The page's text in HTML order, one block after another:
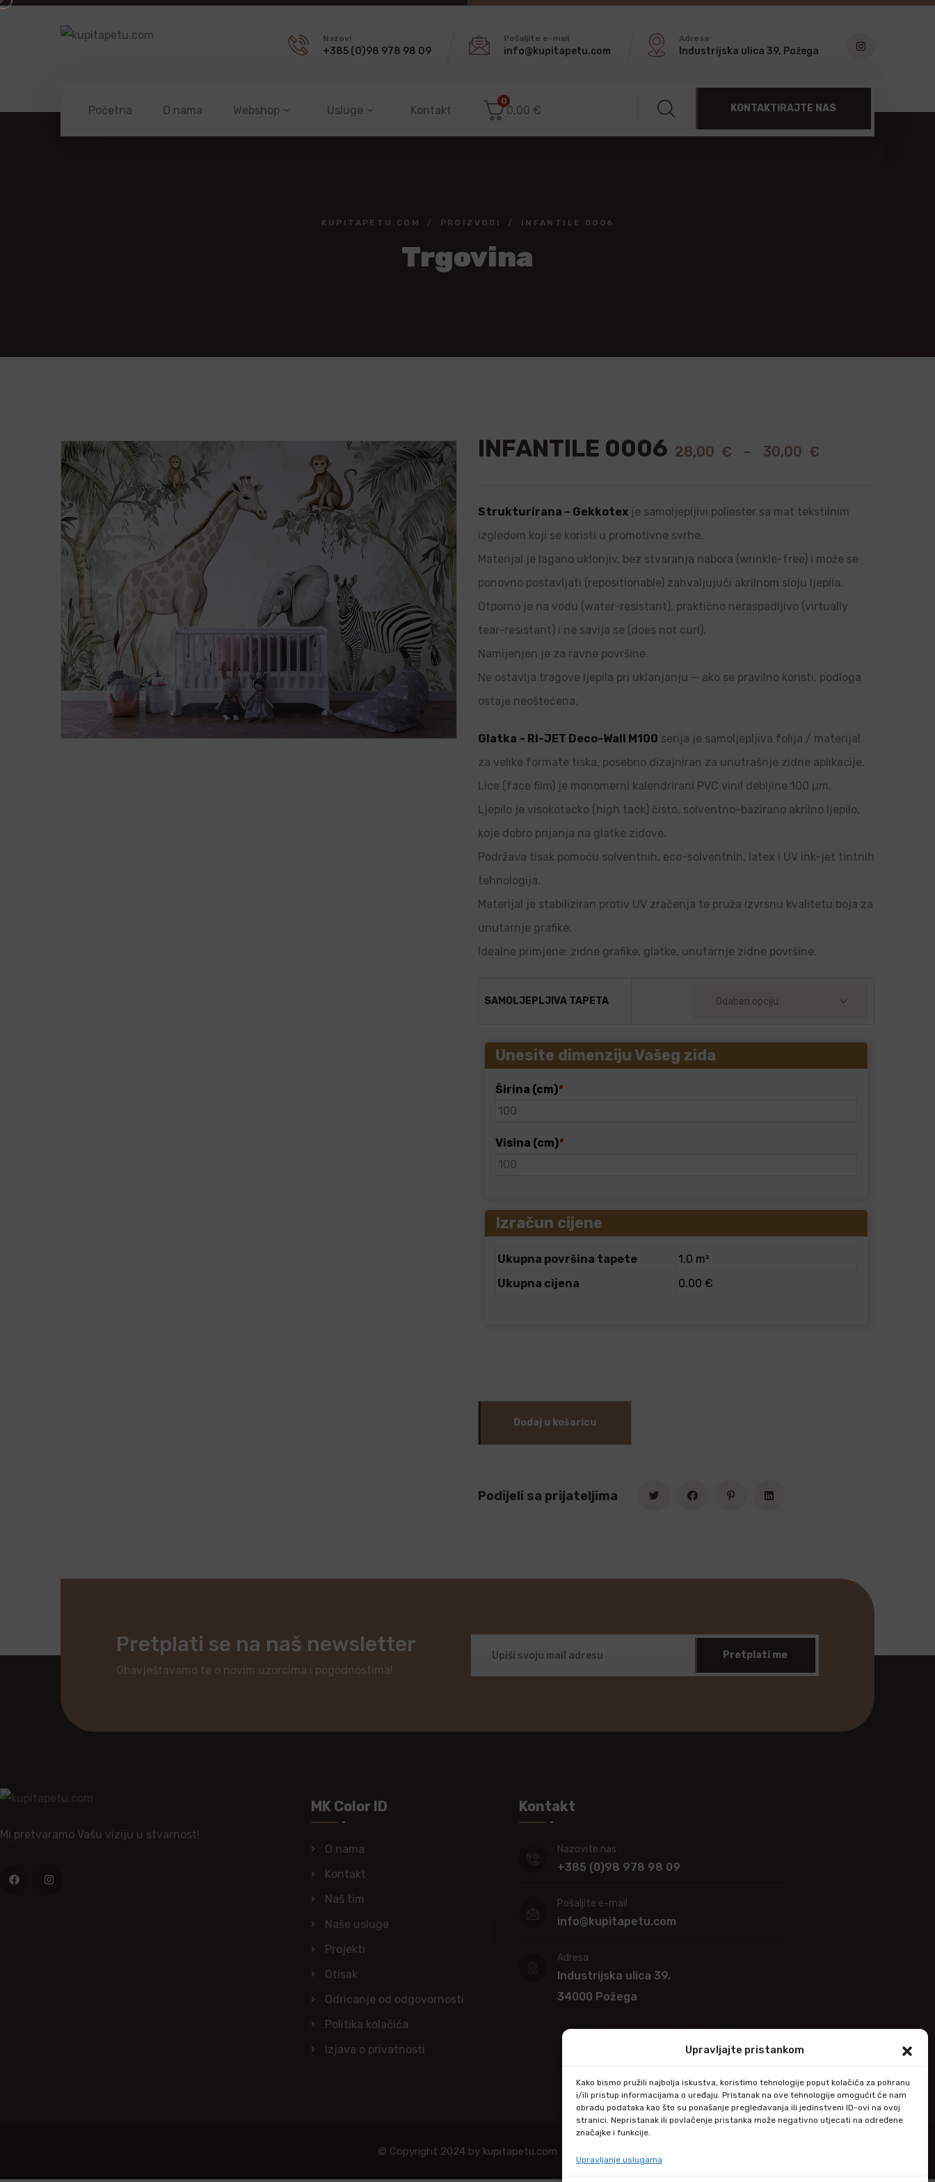
Upravljajte pristankom
Kako bismo pružili najbolja iskustva, koristimo tehnologije poput kolačića za pohranu
i/ili pristup informacijama o uređaju. Pristanak na ove tehnologije omogućit će nam
obradu podataka kao što su ponašanje pregledavanja ili jedinstveni ID-ovi na ovoj
stranici. Nepristanak ili povlačenje pristanka može negativno utjecati na određene
značajke i funkcije.
Upravljanje uslugama
Nazovi
+385 (0)98 978 98 09
Pošaljite e-mail
info@kupitapetu.com
Adresa
Industrijska ulica 39, Požega
Početna O nama Webshop Usluge Kontakt
0
0,00 € KONTAKTIRAJTE NAS
KUPITAPETU.COM PROIZVODI INFANTILE 0006
Trgovina
🔍
INFANTILE 0006 28,00 € – 30,00 €
Strukturirana – Gekkotex je samoljepljivi poliester sa mat tekstilnim
izgledom koji se koristi u promotivne svrhe.
Materijal je lagano uklonjiv, bez stvaranja nabora (wrinkle-free) i može se
ponovno postavljati (repositionable) zahvaljujući akrilnom sloju ljepila.
Otporno je na vodu (water-resistant), praktično neraspadljivo (virtually
tear-resistant) i ne savija se (does not curl).
Namijenjen je za ravne površine.
Ne ostavlja tragove ljepila pri uklanjanju — ako se pravilno koristi, podloga
ostaje neoštećena.
Glatka – RI-JET Deco-Wall M100 serija je samoljepljiva folija / materijal
za velike formate tiska, posebno dizajniran za unutrašnje zidne aplikacije.
Lice (face film) je monomerni kalendrirani PVC vinil debljine 100 µm.
Ljepilo je visokotacko (high tack) čisto, solventno-bazirano akrilno ljepilo,
koje dobro prijanja na glatke zidove.
Podržava tisak pomoću solventnih, eco-solventnih, latex i UV ink-jet tintnih
tehnologija.
Materijal je stabiliziran protiv UV zračenja te pruža izvrsnu kvalitetu boja za
unutarnje grafike.
Idealne primjene: zidne grafike, glatke, unutarnje zidne površine.
SAMOLJEPLJIVA TAPETA
Unesite dimenziju Vašeg zida
Širina (cm)*
Visina (cm)*
Izračun cijene
Ukupna površina tapete
1.0 m²
Ukupna cijena
0.00 €
Dodaj u košaricu
Podijeli sa prijateljima
Pretplati se na naš newsletter
Obavještavamo te o novim uzorcima i pogodnostima!
Pretplati me
Mi pretvaramo Vašu viziju u stvarnost!
MK Color ID
O nama
Kontakt
Naš tim
Naše usluge
Projekti
Otisak
Odricanje od odgovornosti
Politika kolačića
Izjava o privatnosti
Kontakt
Nazovite nas
+385 (0)98 978 98 09
Pošaljite e-mail
info@kupitapetu.com
Adresa
Industrijska ulica 39,
34000 Požega
© Copyright 2024 by kupitapetu.com